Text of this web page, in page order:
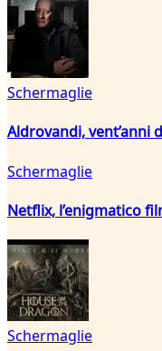
Schermaglie
Aldrovandi, vent’anni
Schermaglie
Netflix, l’enigmatico
Schermaglie